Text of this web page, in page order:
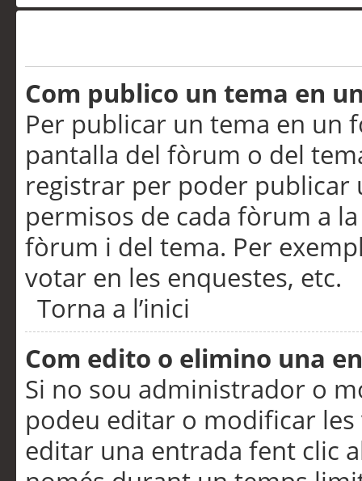
Com publico un tema en
Per publicar un tema en un
pantalla del fòrum o del
registrar per poder publicar
permisos de cada fòrum a
fòrum i del tema. Per
votar en les enquestes, etc.
Torna a l’inici
Com edito o elimino una
Si no sou administrador o
podeu editar o modificar
editar una entrada fent clic